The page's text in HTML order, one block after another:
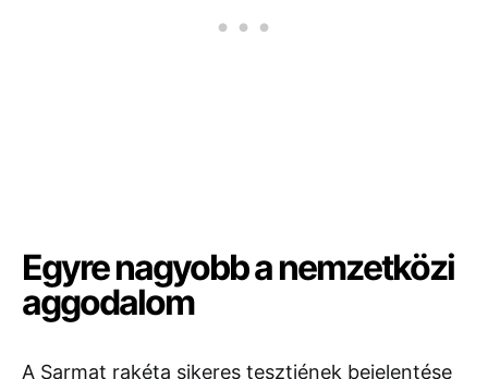
Egyre nagyobb a nemzetközi
aggodalom
A Sarmat rakéta sikeres tesztjének bejelentése